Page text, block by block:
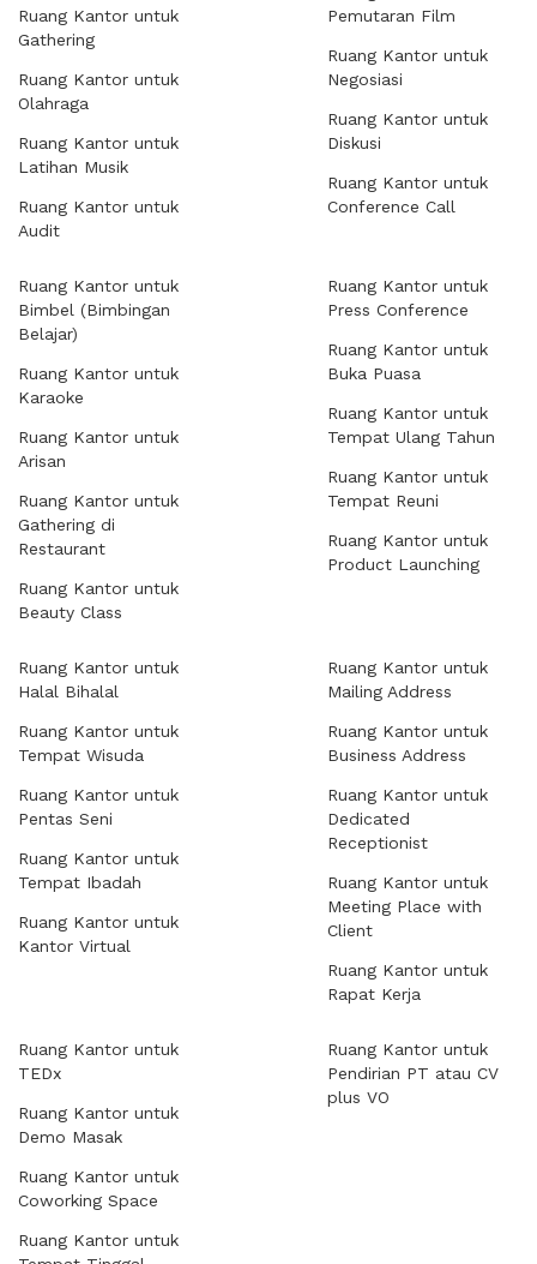
Ruang Kantor untuk
Gathering
Ruang Kantor untuk
Olahraga
Ruang Kantor untuk
Latihan Musik
Ruang Kantor untuk
Audit
Pemutaran Film
Ruang Kantor untuk
Negosiasi
Ruang Kantor untuk
Diskusi
Ruang Kantor untuk
Conference Call
Ruang Kantor untuk
Bimbel (Bimbingan
Belajar)
Ruang Kantor untuk
Karaoke
Ruang Kantor untuk
Arisan
Ruang Kantor untuk
Gathering di
Restaurant
Ruang Kantor untuk
Beauty Class
Ruang Kantor untuk
Press Conference
Ruang Kantor untuk
Buka Puasa
Ruang Kantor untuk
Tempat Ulang Tahun
Ruang Kantor untuk
Tempat Reuni
Ruang Kantor untuk
Product Launching
Ruang Kantor untuk
Halal Bihalal
Ruang Kantor untuk
Tempat Wisuda
Ruang Kantor untuk
Pentas Seni
Ruang Kantor untuk
Tempat Ibadah
Ruang Kantor untuk
Kantor Virtual
Ruang Kantor untuk
Mailing Address
Ruang Kantor untuk
Business Address
Ruang Kantor untuk
Dedicated
Receptionist
Ruang Kantor untuk
Meeting Place with
Client
Ruang Kantor untuk
Rapat Kerja
Ruang Kantor untuk
TEDx
Ruang Kantor untuk
Demo Masak
Ruang Kantor untuk
Coworking Space
Ruang Kantor untuk
Ruang Kantor untuk
Pendirian PT atau CV
plus VO